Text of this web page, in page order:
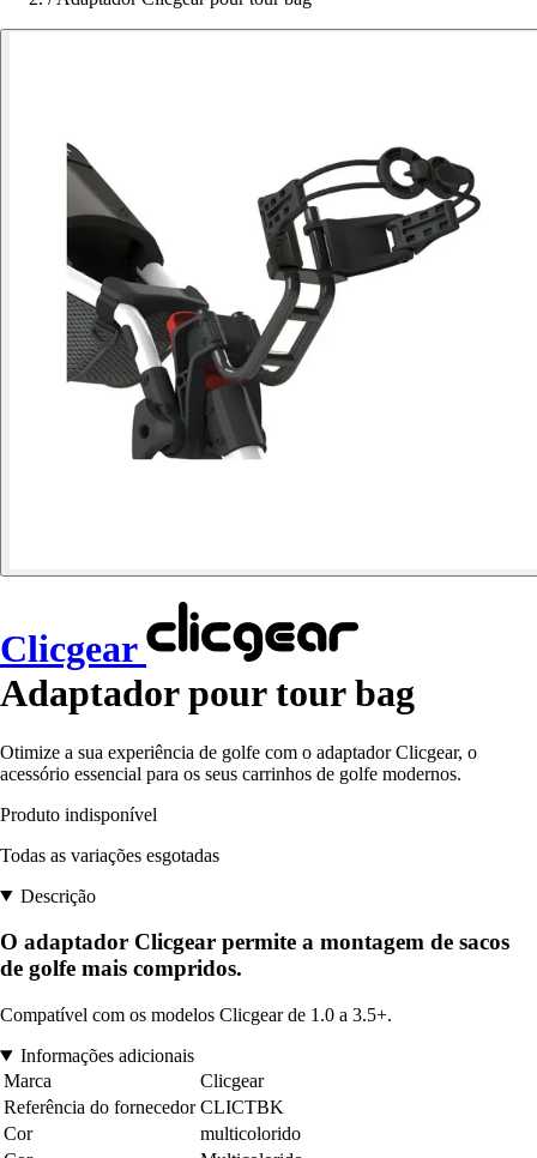
Clicgear
Adaptador pour tour bag
Otimize a sua experiência de golfe com o adaptador Clicgear, o
acessório essencial para os seus carrinhos de golfe modernos.
Produto indisponível
Todas as variações esgotadas
Descrição
O adaptador Clicgear permite a montagem de sacos
de golfe mais compridos.
Compatível com os modelos Clicgear de 1.0 a 3.5+.
Informações adicionais
Marca
Clicgear
Referência do fornecedor CLICTBK
Cor
multicolorido